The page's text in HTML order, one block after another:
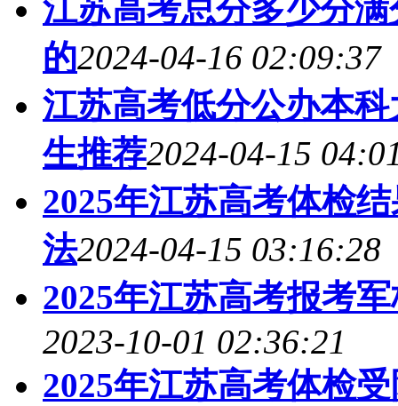
江苏高考总分多少分
的2024-04-16 02:09:37
江苏高考低分公办本
生推荐2024-04-15
2025年江苏高考体检
法2024-04-15 03:16:28
2025年江苏高考报考
2023-10-01 02:36:21
2025年江苏高考体检